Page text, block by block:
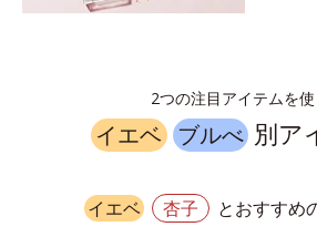
2つの注目アイテムを
イエベ ブルべ 別ア
イエベ 杏子 とおすすめ